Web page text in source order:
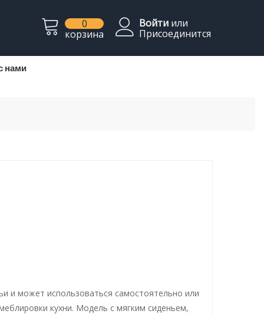
0
корзина
Войти или
Присоединится
нами
и может использоваться самостоятельно или
кухни. Модель с мягким сиденьем,